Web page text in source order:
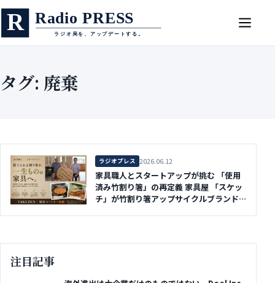
タグ: 廃棄
ラジオプレス 2026.06.12
家具職人とスタートアップが挑む 「使用
済み竹割り箸」の再定義 家具屋 「スケッ
チ」が竹割り箸アップサイクルブランド
注目記事